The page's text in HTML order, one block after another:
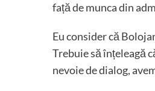
față de munca din
Eu consider că
Trebuie să înțeleagă
nevoie de dialog,